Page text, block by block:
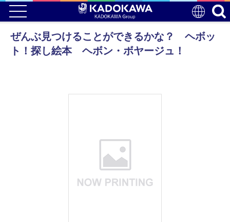
ぜんぶ見つけることができるかな？ ヘボッ
ト！探し絵本 ヘボン・ボヤージュ！